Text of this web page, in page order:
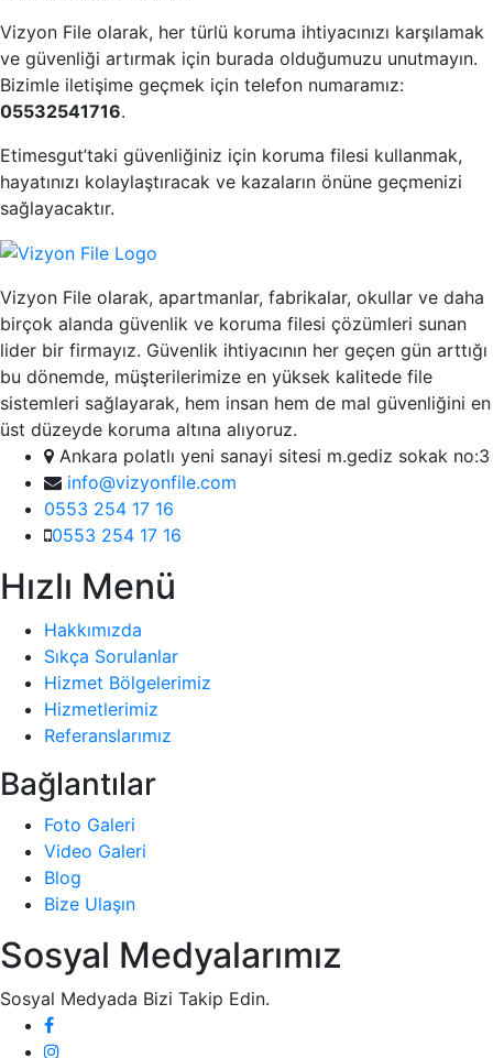
Vizyon File olarak, her türlü koruma ihtiyacınızı karşılamak
ve güvenliği artırmak için burada olduğumuzu unutmayın.
Bizimle iletişime geçmek için telefon numaramız:
05532541716.
Etimesgut’taki güvenliğiniz için koruma filesi kullanmak,
hayatınızı kolaylaştıracak ve kazaların önüne geçmenizi
sağlayacaktır.
Vizyon File olarak, apartmanlar, fabrikalar, okullar ve daha
birçok alanda güvenlik ve koruma filesi çözümleri sunan
lider bir firmayız. Güvenlik ihtiyacının her geçen gün arttığı
bu dönemde, müşterilerimize en yüksek kalitede file
sistemleri sağlayarak, hem insan hem de mal güvenliğini en
üst düzeyde koruma altına alıyoruz.
Ankara polatlı yeni sanayi sitesi m.gediz sokak no:3
info@vizyonfile.com
0553 254 17 16
0553 254 17 16
Hızlı Menü
Hakkımızda
Sıkça Sorulanlar
Hizmet Bölgelerimiz
Hizmetlerimiz
Referanslarımız
Bağlantılar
Foto Galeri
Video Galeri
Blog
Bize Ulaşın
Sosyal Medyalarımız
Sosyal Medyada Bizi Takip Edin.